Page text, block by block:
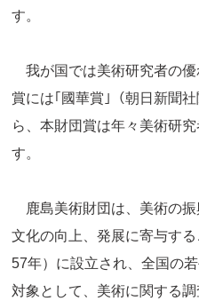
す。
我が国では美術研究者の優
賞には｢國華賞｣（朝日新聞
ら、本財団賞は年々美術研
す。
鹿島美術財団は、美術の
文化の向上、発展に寄与す
57年）に設立され、全国の
対象として、美術に関する